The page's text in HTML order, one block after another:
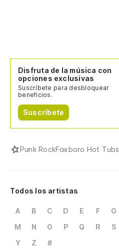
Disfruta de la música con
opciones exclusivas
Suscríbete para desbloquear
beneficios.
Suscríbete
Punk RockFoxboro Hot Tubs
Todos los artistas
A B C D E F G
M
N O P Q R S
Y
Z #